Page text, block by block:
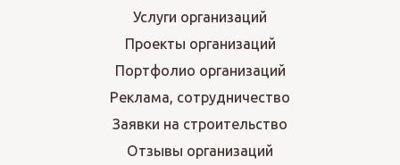
Услуги организаций
Проекты организаций
Портфолио организаций
Реклама, сотрудничество
Заявки на строительство
Отзывы организаций